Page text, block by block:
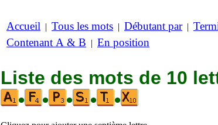
Accueil | Tous les mots | Débutant par|
Contenant A & B | En position
Liste des mots de 10
•
• • • •